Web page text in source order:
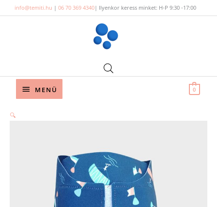
to
info@temiti.hu | 06 70 369 4340| Ilyenkor keress minket: H-P 9:30 -17:00
Below
MENÜ 0
🔍